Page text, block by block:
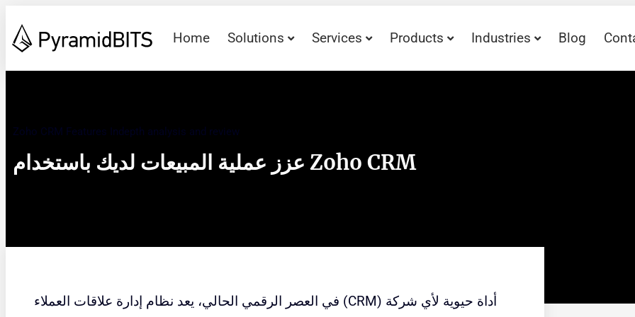
Home Solutions Services Products Industries Blog
Zoho CRM Features Indepth analysis and review
عزز عملية المبيعات لديك باستخدام Zoho CRM
في العصر الرقمي الحالي، يعد نظام إدارة علاقات العملاء (CRM) أداة حيوية لأي شركة